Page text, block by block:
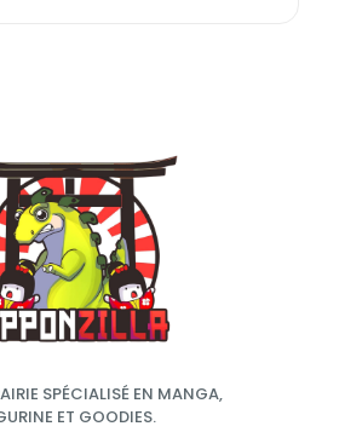
SPÉCIALISÉ EN MANGA,
ET GOODIES.